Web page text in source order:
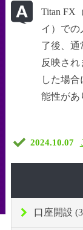
Titan FX
イ）での
了後、通
反映さ
した場
能性があ
2024.10.07
口座開設